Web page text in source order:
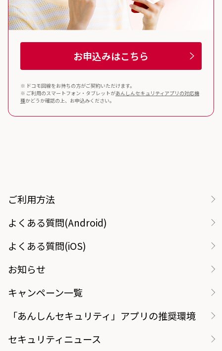
お申込みはこちら
※ ドコモ回線をお持ちの方がご契約いただけます。
※ ご利用のスマートフォン・タブレットがあんしんセキュリティ アプリの対応機
種かどうか確認の上、お申込みください。
ご利用方法
よくある質問(Android)
よくある質問(iOS)
お知らせ
キャンペーン一覧
「あんしんセキュリティ」アプリの推奨環境
セキュリティニュース